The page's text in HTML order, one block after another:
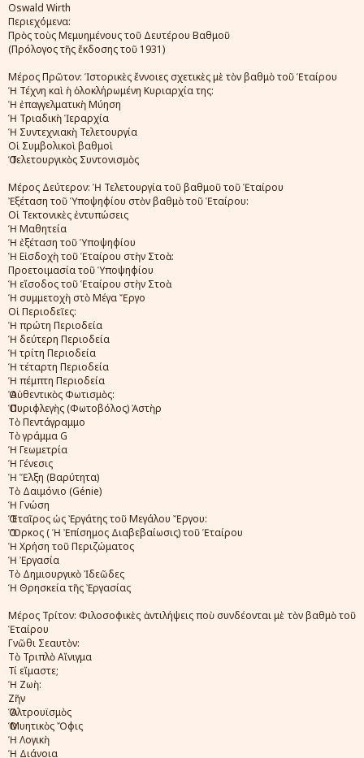
Oswald Wirth
Περιεχόμενα:
Πρὸς τοὺς Μεμυημένους τοῦ Δευτέρου Βαθμοῦ
(Πρόλογος τῆς ἔκδοσης τοῦ 1931)
Μέρος Πρῶτον: Ἱστορικὲς ἔννοιες σχετικὲς μὲ τὸν βαθμὸ τοῦ Ἑταίρου
Ἡ Τέχνη καὶ ἡ ὁλοκλήρωμένη Κυριαρχία της:
Ἡ ἐπαγγελματικὴ Μύηση
Ἡ Τριαδικὴ Ἱεραρχία
Ἡ Συντεχνιακὴ Τελετουργία
Οἱ Συμβολικοὶ βαθμοὶ
Ὁ Τελετουργικὸς Συντονισμὸς
Μέρος Δεύτερον: Ἡ Τελετουργία τοῦ βαθμοῦ τοῦ Ἑταίρου
Ἐξέταση τοῦ Ὑποψηφίου στὸν βαθμὸ τοῦ Ἑταίρου:
Οἱ Τεκτονικὲς ἐντυπώσεις
Ἡ Μαθητεία
Ἡ ἐξέταση τοῦ Ὑποψηφίου
Ἡ Εἰσδοχὴ τοῦ Ἑταίρου στὴν Στοὰ:
Προετοιμασία τοῦ Ὑποψηφίου
Ἡ εἴσοδος τοῦ Ἑταίρου στὴν Στοὰ
Ἡ συμμετοχὴ στὸ Μέγα Ἔργο
Οἱ Περιοδεῖες:
Ἡ πρώτη Περιοδεία
Ἡ δεύτερη Περιοδεία
Ἡ τρίτη Περιοδεία
Ἡ τέταρτη Περιοδεία
Ἡ πέμπτη Περιοδεία
Ὁ Αὐθεντικὸς Φωτισμὸς:
Ὁ Πυριφλεγὴς (Φωτοβόλος) Ἀστὴρ
Τὸ Πεντάγραμμο
Τὸ γράμμα G
Ἡ Γεωμετρία
Ἡ Γένεσις
Ἡ Ἕλξη (Βαρύτητα)
Τὸ Δαιμόνιο (Génie)
Ἡ Γνώση
Ὁ Ἑταῖρος ὡς Ἐργάτης τοῦ Μεγάλου Ἔργου:
Ὁ Ὅρκος ( Ἡ Ἐπίσημος Διαβεβαίωσις) τοῦ Ἑταίρου
Ἡ Χρήση τοῦ Περιζώματος
Ἡ Ἐργασία
Τὸ Δημιουργικὸ Ἰδεῶδες
Ἡ Θρησκεία τῆς Ἐργασίας
Μέρος Τρίτον: Φιλοσοφικὲς ἀντιλήψεις ποὺ συνδέονται μὲ τὸν βαθμὸ τοῦ
Ἑταίρου
Γνῶθι Σεαυτὸν:
Τὸ Τριπλὸ Αἴνιγμα
Τί εἴμαστε;
Ἡ Ζωὴ:
Ζῆν
Ὁ Ἀλτρουϊσμὸς
Ὁ Μυητικὸς Ὄφις
Ἡ Λογικὴ
Ἡ Διάνοια